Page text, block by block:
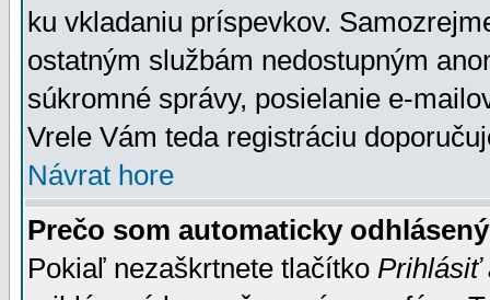
ku vkladaniu príspevkov.
ostatným službám nedostupným
súkromné správy, posielanie e-
Vrele Vám teda registráciu
Návrat hore
Prečo som automaticky
Pokiaľ nezaškrtnete tlačítko Prihlásiť